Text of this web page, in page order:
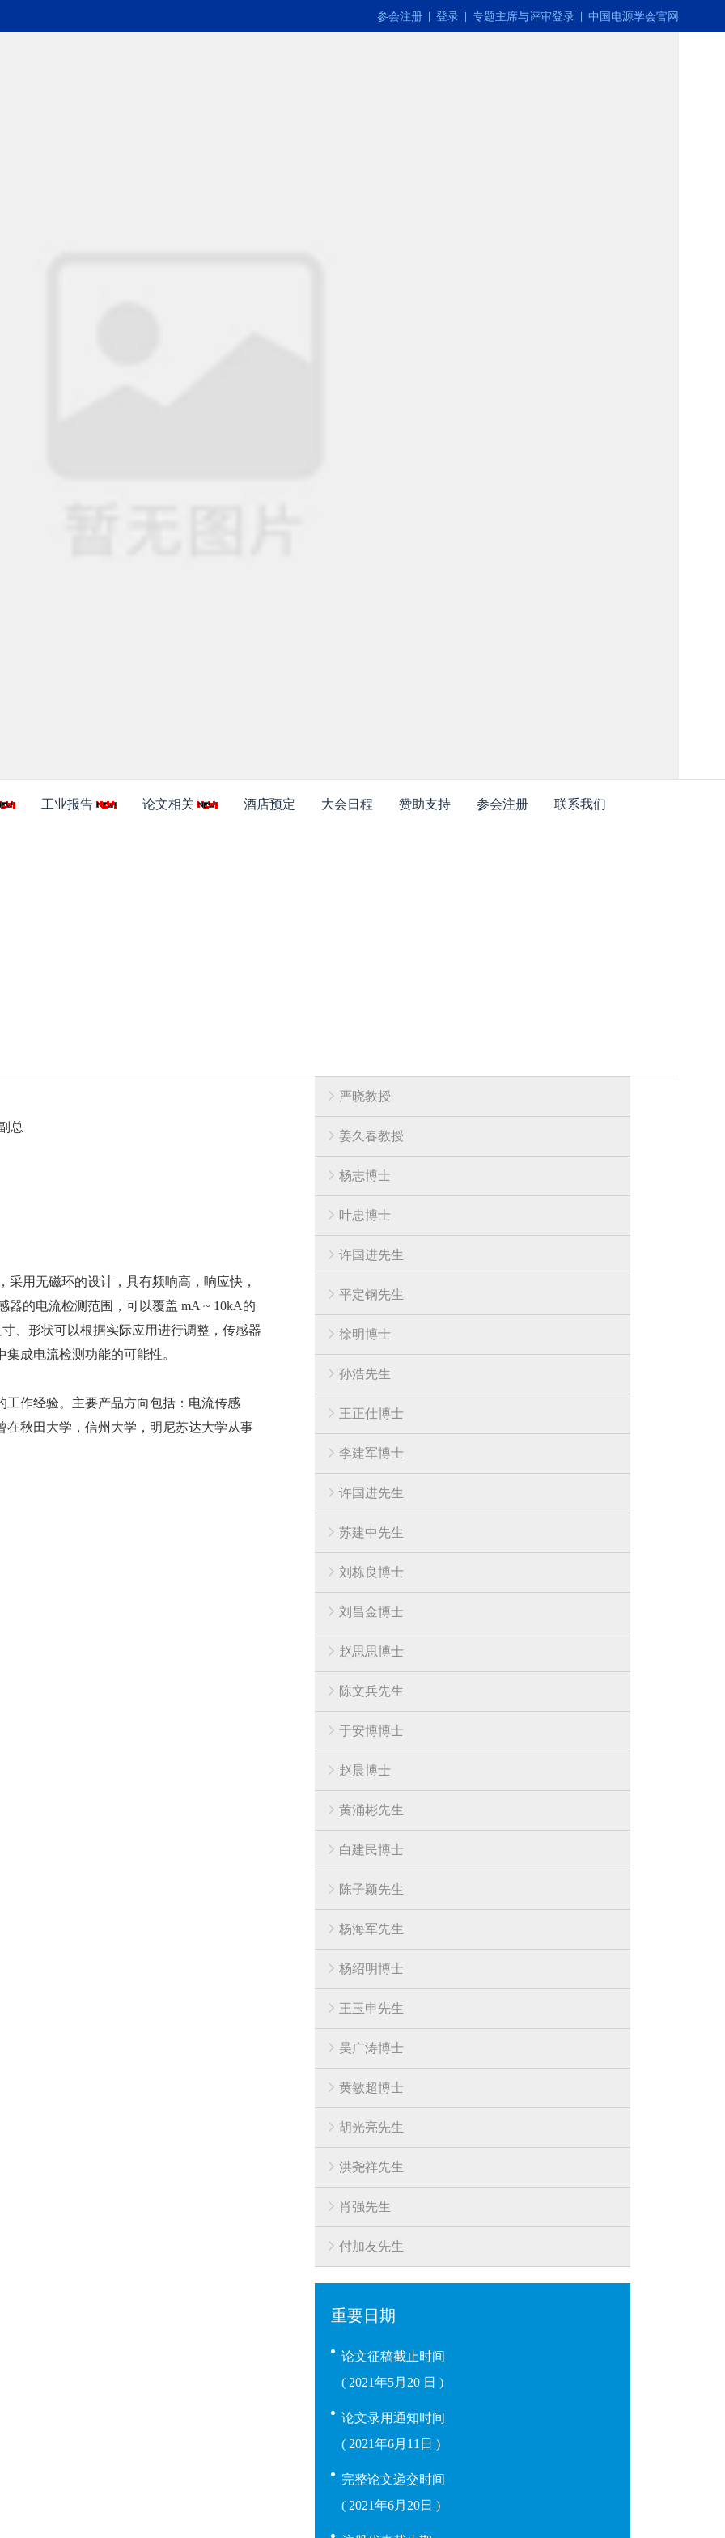
参会注册 登录 专题主席与评审登录 中国电源学会官网
工业报告 论文相关 酒店预定 大会日程 赞助支持 参会注册 联系我们
总
用无磁环的设计，具有频响高，响应快，
的电流检测范围，可以覆盖 mA ~ 10kA的
、形状可以根据实际应用进行调整，传感器
成电流检测功能的可能性。
工作经验。主要产品方向包括：电流传感
秋田大学，信州大学，明尼苏达大学从事
严晓教授
姜久春教授
杨志博士
叶忠博士
许国进先生
平定钢先生
徐明博士
孙浩先生
王正仕博士
李建军博士
许国进先生
苏建中先生
刘栋良博士
刘昌金博士
赵思思博士
陈文兵先生
于安博博士
赵晨博士
黄涌彬先生
白建民博士
陈子颖先生
杨海军先生
杨绍明博士
王玉申先生
吴广涛博士
黄敏超博士
胡光亮先生
洪尧祥先生
肖强先生
付加友先生
重要日期
论文征稿截止时间
( 2021年5月20 日 )
论文录用通知时间
( 2021年6月11日 )
完整论文递交时间
( 2021年6月20日 )